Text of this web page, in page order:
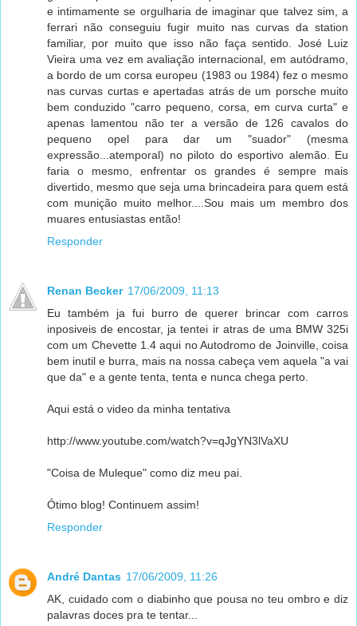
e intimamente se orgulharia de imaginar que talvez sim, a
ferrari não conseguiu fugir muito nas curvas da station
familiar, por muito que isso não faça sentido. José Luiz
Vieira uma vez em avaliação internacional, em autódramo,
a bordo de um corsa europeu (1983 ou 1984) fez o mesmo
nas curvas curtas e apertadas atrás de um porsche muito
bem conduzido "carro pequeno, corsa, em curva curta" e
apenas lamentou não ter a versão de 126 cavalos do
pequeno opel para dar um "suador" (mesma
expressão...atemporal) no piloto do esportivo alemão. Eu
faria o mesmo, enfrentar os grandes é sempre mais
divertido, mesmo que seja uma brincadeira para quem está
com munição muito melhor....Sou mais um membro dos
muares entusiastas então!
Responder
Renan Becker 17/06/2009, 11:13
Eu também ja fui burro de querer brincar com carros
inposiveis de encostar, ja tentei ir atras de uma BMW 325i
com um Chevette 1.4 aqui no Autodromo de Joinville, coisa
bem inutil e burra, mais na nossa cabeça vem aquela "a vai
que da" e a gente tenta, tenta e nunca chega perto.
Aqui está o video da minha tentativa
http://www.youtube.com/watch?v=qJgYN3lVaXU
"Coisa de Muleque" como diz meu pai.
Ótimo blog! Continuem assim!
Responder
André Dantas 17/06/2009, 11:26
AK, cuidado com o diabinho que pousa no teu ombro e diz
palavras doces pra te tentar...